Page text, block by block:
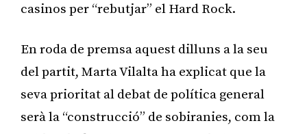
casinos per “rebutjar” el Hard Rock.
En roda de premsa aquest dilluns a la seu
del partit, Marta Vilalta ha explicat que la
seva prioritat al debat de política general
serà la “construcció” de sobiranies, com la